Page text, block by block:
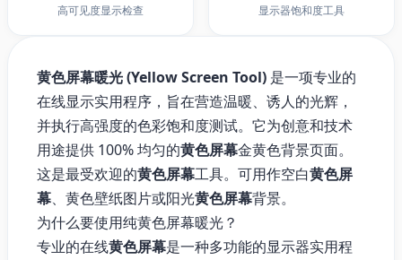
高可见度显示检查 显示器饱和度工具
黄色屏幕暖光 (Yellow Screen Tool) 是一项专业的
在线显示实用程序，旨在营造温暖、诱人的光辉，
并执行高强度的色彩饱和度测试。它为创意和技术
用途提供 100% 均匀的黄色屏幕金黄色背景页面。
这是最受欢迎的黄色屏幕工具。可用作空白黄色屏
幕、黄色壁纸图片或阳光黄色屏幕背景。
为什么要使用纯黄色屏幕暖光？
专业的在线黄色屏幕是一种多功能的显示器实用程